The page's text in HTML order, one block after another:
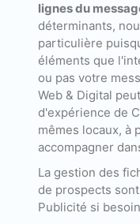
lignes du
déterminants,
particulière
éléments que
ou pas votre
Web & Digital
d'expérience de
mêmes locaux, à
accompagner
La gestion des
de prospects
Publicité si